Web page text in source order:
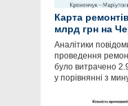
Карта
млрд грн на
Аналітики
проведення
було витрачено
у порівнянні з